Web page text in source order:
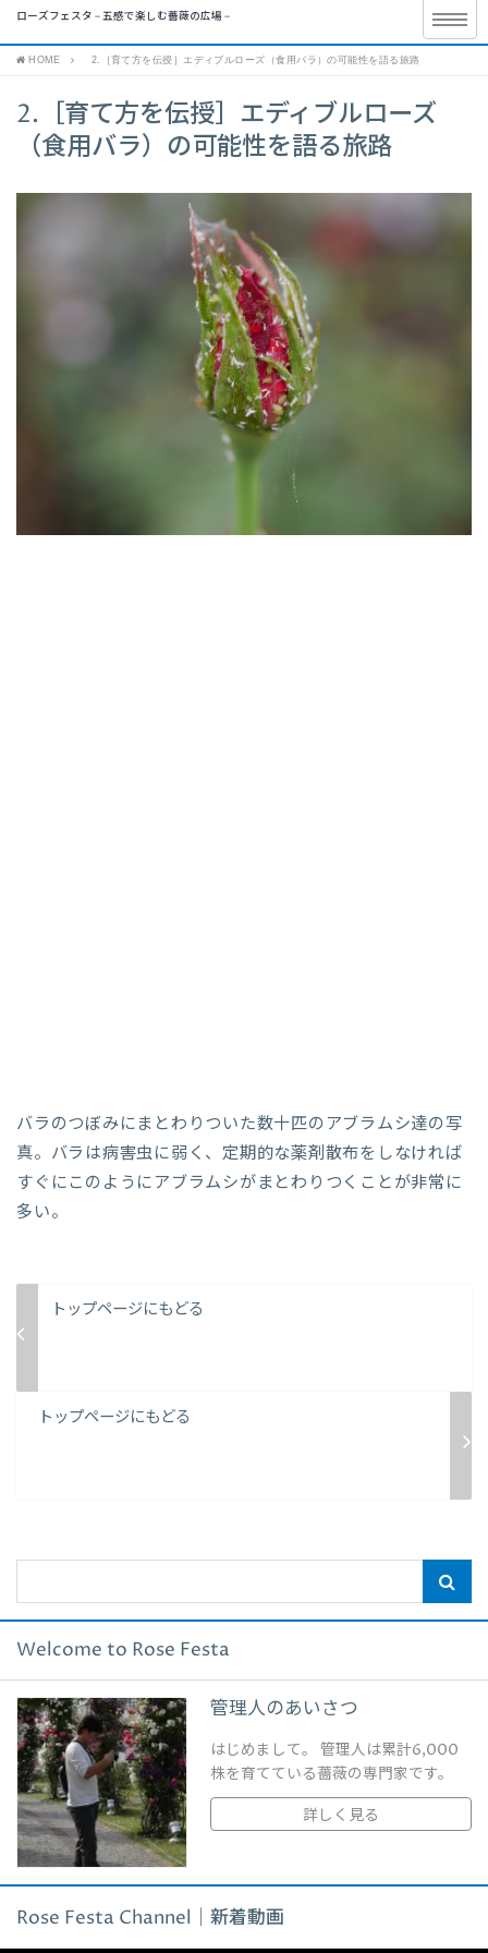
ローズフェスタ – 五感で楽しむ薔薇の広場 –
HOME 2.［育て方を伝授］エディブルローズ（食用バラ）の可能性を語る旅路
2.［育て方を伝授］エディブルローズ
（食用バラ）の可能性を語る旅路
バラのつぼみにまとわりついた数十匹のアブラムシ達の写
真。バラは病害虫に弱く、定期的な薬剤散布をしなければ
すぐにこのようにアブラムシがまとわりつくことが非常に
多い。
トップページにもどる
トップページにもどる
Welcome to Rose Festa
管理人のあいさつ
はじめまして。 管理人は累計6,000
株を育てている薔薇の専門家です。
詳しく見る
Rose Festa Channel｜新着動画